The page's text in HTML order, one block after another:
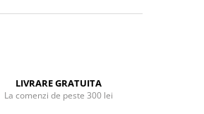
LIVRARE GRATUITA
La comenzi de peste 300 lei